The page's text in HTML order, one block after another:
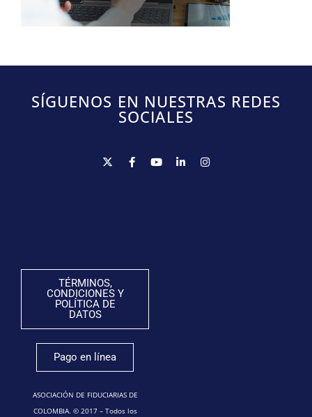
SÍGUENOS EN NUESTRAS REDES
SOCIALES
TÉRMINOS,
CONDICIONES Y
POLÍTICA DE
DATOS
Pago en línea
ASOCIACIÓN DE FIDUCIARIAS DE
COLOMBIA. © 2017 – Todos los